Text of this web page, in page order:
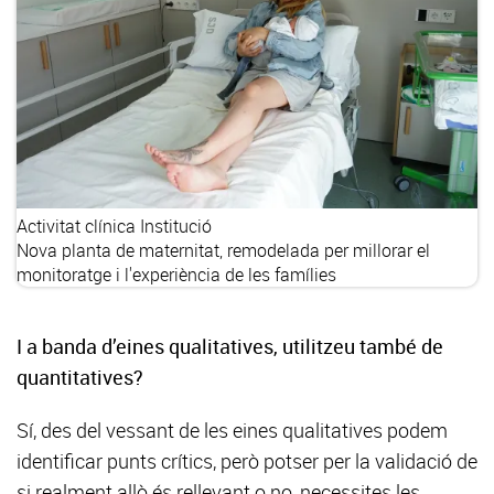
Activitat clínica Institució
Nova planta de maternitat, remodelada per millorar el
monitoratge i l'experiència de les famílies
I a banda d’eines qualitatives, utilitzeu també de
quantitatives?
Sí, des del vessant de les eines qualitatives podem
identificar punts crítics, però potser per la validació de